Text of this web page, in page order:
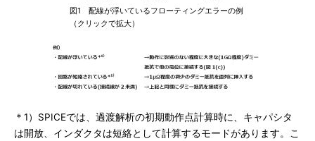
図1 配線が浮いているフローティングエラーの例
（クリックで拡大）
＊1）SPICEでは、過渡解析の初期動作点計算時に、キャパシタ
は開放、インダクタは短絡として計算するモードがあります。こ